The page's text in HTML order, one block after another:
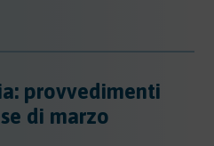
provvedimenti
di marzo